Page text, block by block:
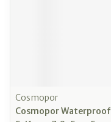
Cosmopor
Cosmopor Waterproof